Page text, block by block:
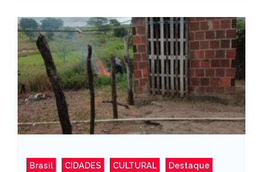
Brasil CIDADES CULTURAL Destaque